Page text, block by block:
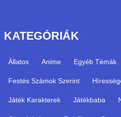
KATEGÓRIÁK
Állatos Anime Egyéb Témák
Festés Számok Szerint
Játék Karakterek Játékbaba